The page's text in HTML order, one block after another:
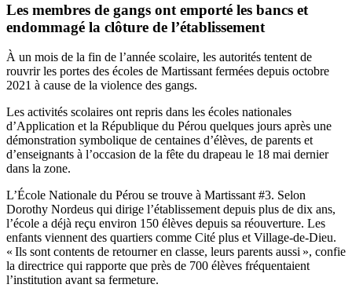
Les membres de gangs ont emporté les bancs et
endommagé la clôture de l’établissement
À un mois de la fin de l’année scolaire, les autorités tentent de
rouvrir les portes des écoles de Martissant fermées depuis octobre
2021 à cause de la violence des gangs.
Les activités scolaires ont repris dans les écoles nationales
d’Application et la République du Pérou quelques jours après une
démonstration symbolique de centaines d’élèves, de parents et
d’enseignants à l’occasion de la fête du drapeau le 18 mai dernier
dans la zone.
L’École Nationale du Pérou se trouve à Martissant #3. Selon
Dorothy Nordeus qui dirige l’établissement depuis plus de dix ans,
l’école a déjà reçu environ 150 élèves depuis sa réouverture. Les
enfants viennent des quartiers comme Cité plus et Village-de-Dieu.
« Ils sont contents de retourner en classe, leurs parents aussi », confie
la directrice qui rapporte que près de 700 élèves fréquentaient
l’institution avant sa fermeture.